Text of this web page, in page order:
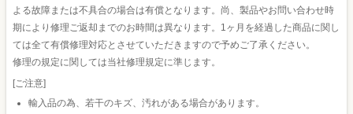
よる故障または不具合の場合は有償となります。尚、製品やお問い合わせ時
期により修理ご返却までのお時間は異なります。1ヶ月を経過した商品に関し
ては全て有償修理対応とさせていただきますので予めご了承ください。
修理の規定に関しては当社修理規定に準じます。
[ご注意]
輸入品の為、若干のキズ、汚れがある場合があります。